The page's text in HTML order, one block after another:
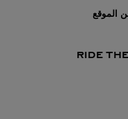
الموقع
RIDE